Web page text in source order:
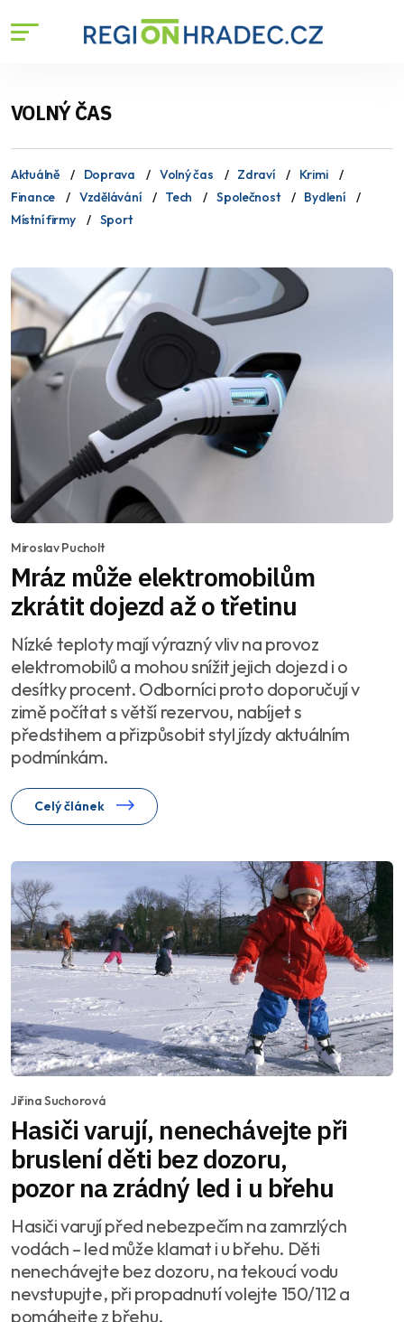
VOLNÝ ČAS
Aktuálně Doprava Volný čas Zdraví
Krimi
Finance
Vzdělávání Tech Společnost
Bydlení
Místní firmy
Sport
Miroslav Pucholt
Mráz může elektromobilům
zkrátit dojezd až o třetinu
Nízké teploty mají výrazný vliv na provoz
elektromobilů a mohou snížit jejich dojezd i o
desítky procent. Odborníci proto doporučují v
zimě počítat s větší rezervou, nabíjet s
předstihem a přizpůsobit styl jízdy aktuálním
podmínkám.
Celý článek
Jiřina Suchorová
Hasiči varují, nenechávejte při
bruslení děti bez dozoru,
pozor na zrádný led i u břehu
Hasiči varují před nebezpečím na zamrzlých
vodách – led může klamat i u břehu. Děti
nenechávejte bez dozoru, na tekoucí vodu
nevstupujte, při propadnutí volejte 150/112 a
pomáhejte z břehu.